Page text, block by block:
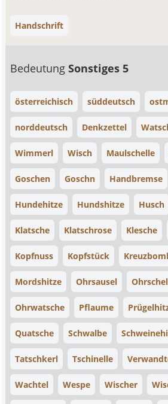
Handschrift
BedeutungSonstiges 5
österreichisch süddeutsch
norddeutsch Denkzettel
Wimmerl Wisch Maulschelle
Goschen Goschn Handbremse
Hundehitze Hundshitze Husch
Klatsche Klatschrose Klesche
Kopfnuss Kopfstück
Mordshitze Ohrsausel
Ohrwatsche Pflaume
Quatsche Schwalbe
Tatschkerl Tschinelle
Wachtel Wespe Wischer